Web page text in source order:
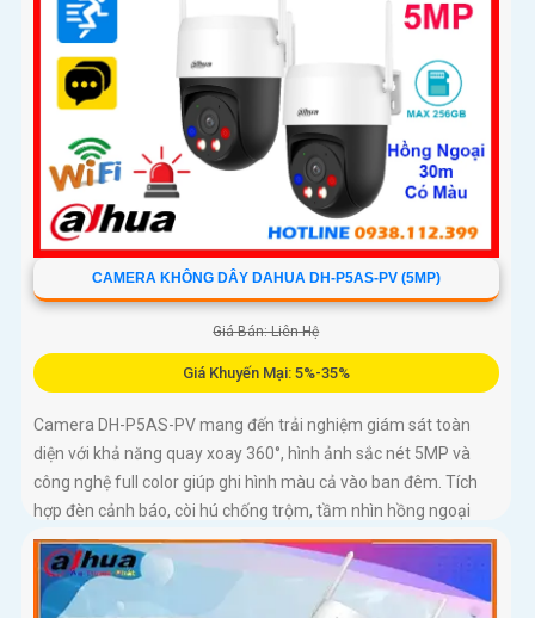
CAMERA KHÔNG DÂY DAHUA DH-P5AS-PV (5MP)
Giá Bán: Liên Hệ
Giá Khuyến Mại: 5%-35%
Camera DH-P5AS-PV mang đến trải nghiệm giám sát toàn
diện với khả năng quay xoay 360°, hình ảnh sắc nét 5MP và
công nghệ full color giúp ghi hình màu cả vào ban đêm. Tích
hợp đèn cảnh báo, còi hú chống trộm, tầm nhìn hồng ngoại
30m, khe thẻ nhớ đến 256GB cùng chuẩn chống nước IP66
camera hoạt động ổn định trong mọi điều kiện